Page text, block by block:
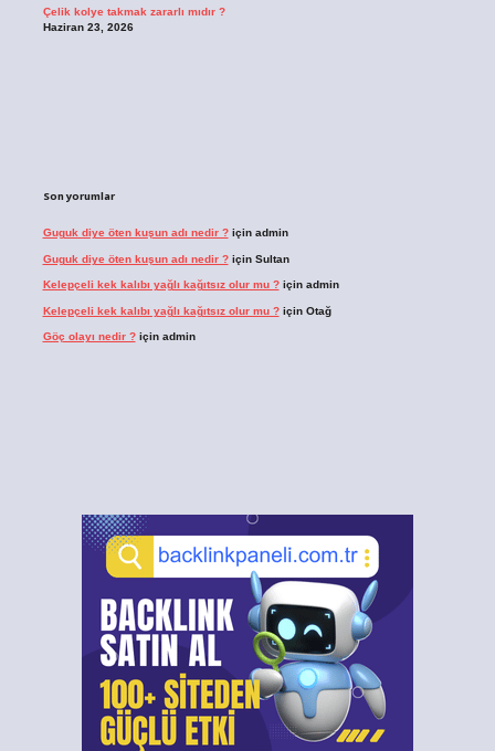
Çelik kolye takmak zararlı mıdır ?
Haziran 23, 2026
Son yorumlar
Guguk diye öten kuşun adı nedir ?için admin
Guguk diye öten kuşun adı nedir ?için Sultan
Kelepçeli kek kalıbı yağlı kağıtsız olur mu ?için admin
Kelepçeli kek kalıbı yağlı kağıtsız olur mu ?için Otağ
Göç olayı nedir ?için admin